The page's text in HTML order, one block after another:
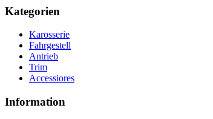
Kategorien
Karosserie
Fahrgestell
Antrieb
Trim
Accessiores
Information